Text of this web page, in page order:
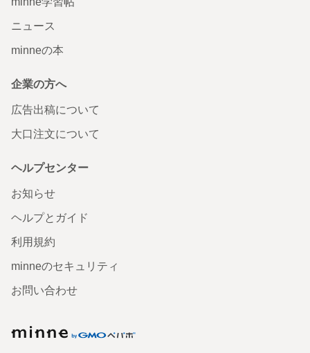
ニュース
minneの本
企業の方へ
広告出稿について
大口注文について
ヘルプセンター
お知らせ
ヘルプとガイド
利用規約
minneのセキュリティ
お問い合わせ